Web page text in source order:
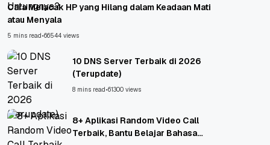
Cara Melacak HP yang Hilang dalam Keadaan Mati
atau Menyala
5 mins read•66544 views
10 DNS Server Terbaik di 2026
(Terupdate)
8 mins read•61300 views
8+ Aplikasi Random Video Call
Terbaik, Bantu Belajar Bahasa